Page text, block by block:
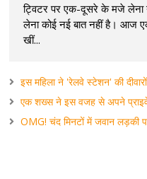
ट्विटर पर एक-दूसरे के मजे लेना
लेना कोई नई बात नहीं है। आज
खीं...
इस महिला ने 'रेलवे स्टेशन' की
एक शख्स ने इस वजह से अपने
OMG! चंद मिनटों में जवान लड़की